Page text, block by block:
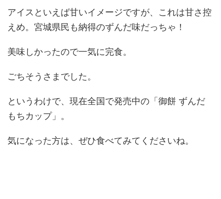
アイスといえば甘いイメージですが、これは甘さ控
えめ。宮城県民も納得のずんだ味だっちゃ！
美味しかったので一気に完食。
ごちそうさまでした。
というわけで、現在全国で発売中の「御餅 ずんだ
もちカップ」。
気になった方は、ぜひ食べてみてくださいね。